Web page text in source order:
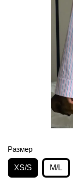
Размер
XS/S M/L